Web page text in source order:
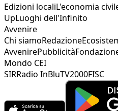
Edizioni localiL'economia
UpLuoghi dell'Infinito
Avvenire
Chi siamoRedazione
AvvenirePubblicità
Mondo CEI
SIRRadio InBluTV2000FISC